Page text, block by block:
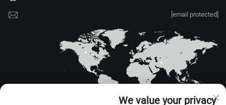
We value your privacy